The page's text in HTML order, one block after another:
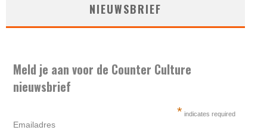
NIEUWSBRIEF
Meld je aan voor de Counter Culture
nieuwsbrief
* indicates required
Emailadres